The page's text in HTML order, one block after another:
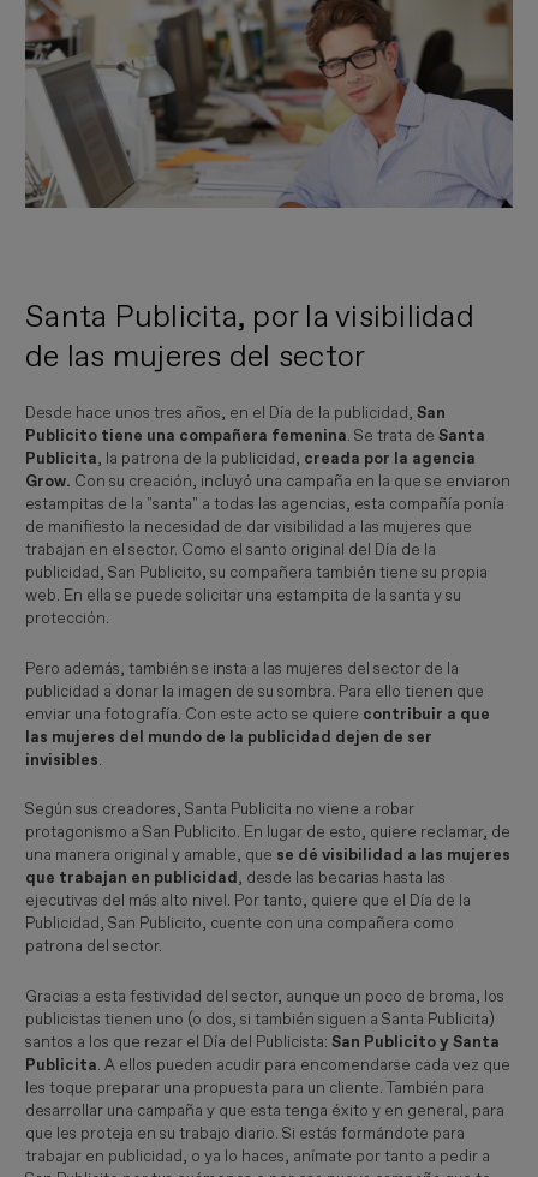
Santa Publicita, por la visibilidad
de las mujeres del sector
Desde hace unos tres años, en el Día de la publicidad,San
Publicito tiene una compañera femenina. Se trata deSanta
Publicita, la patrona de la publicidad, creada por la agencia
Grow. Con su creación, incluyó una campaña en la que se enviaron
estampitas de la "santa" a todas las agencias, esta compañía ponía
de manifiesto la necesidad de dar visibilidad a las mujeres que
trabajan en el sector. Como el santo original del Día de la
publicidad, San Publicito, su compañera también tiene su propia
web. En ella se puede solicitar una estampita de la santa y su
protección.
Pero además, también se insta a las mujeres del sector de la
publicidad a donar la imagen de su sombra. Para ello tienen que
enviar una fotografía. Con este acto se quiere contribuir a que
las mujeres del mundo de la publicidad dejen de ser
invisibles.
Según sus creadores, Santa Publicita no viene a robar
protagonismo a San Publicito. En lugar de esto, quiere reclamar, de
una manera original y amable, que se dé visibilidad a las mujeres
que trabajan en publicidad, desde las becarias hasta las
ejecutivas del más alto nivel. Por tanto, quiere que el Día de la
Publicidad, San Publicito, cuente con una compañera como
patrona del sector.
Gracias a esta festividad del sector, aunque un poco de broma, los
publicistas tienen uno (o dos, si también siguen a Santa Publicita)
santos a los que rezar el Día del Publicista:San Publicito y Santa
Publicita. A ellos pueden acudir para encomendarse cada vez que
les toque preparar una propuesta para un cliente. También para
desarrollar una campaña y que esta tenga éxito y en general, para
que les proteja en su trabajo diario. Si estás formándote para
trabajar en publicidad, o ya lo haces, anímate por tanto a pedir a